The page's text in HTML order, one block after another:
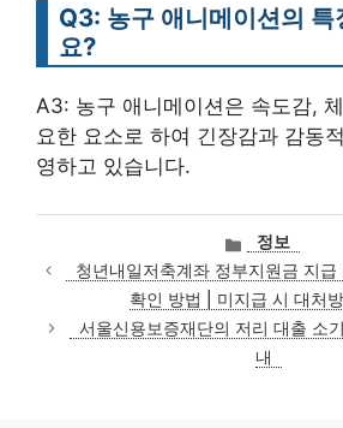
Q3: 농구 애니메이션의 특
요?
A3: 농구 애니메이션은 속도감,
요한 요소로 하여 긴장감과 감동
영하고 있습니다.
카
테
고
리
정보
청년내일저축계좌 정부지원금 지
확인 방법 | 미지급 시 대처
서울신용보증재단의 저리 대출 소
내